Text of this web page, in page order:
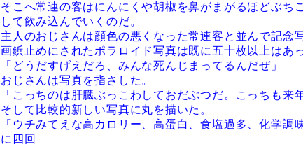
そこへ常連の客はにんにくや胡椒を鼻がまがるほどぶち
して飲み込んでいくのだ。
主人のおじさんは顔色の悪くなった常連客と並んで記念
画鋲止めにされたポラロイド写真は既に五十枚以上はあっ
「どうだすげえだろ、みんな死んじまってるんだぜ」
おじさんは写真を指さした。
「こっちのは肝臓ぶっこわしておだぶつだ。こっちも来
そして比較的新しい写真に丸を描いた。
「ウチみてえな高カロリー、高蛋白、食塩過多、化学調
に四回